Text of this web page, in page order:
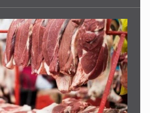
obyektini məhv etdi -